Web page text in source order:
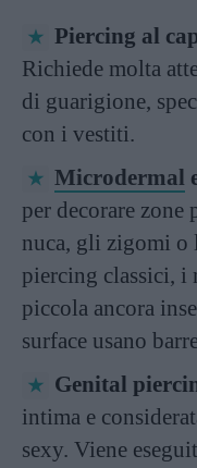
Piercing al
Richiede molta
di guarigione,
con i vestiti.
Microdermal
per decorare zone
nuca, gli zigomi o
piercing classici, i
piccola ancora
surface usano
Genital
intima e
sexy. Viene